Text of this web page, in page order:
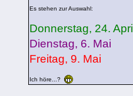
Es stehen zur Auswahl:
Donnerstag, 24. April
Dienstag, 6. Mai
Freitag, 9. Mai
Ich höre...?